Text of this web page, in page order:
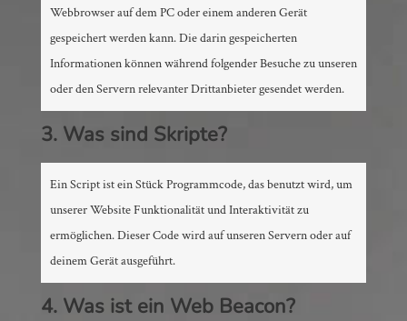
Webbrowser auf dem PC oder einem anderen Gerät
gespeichert werden kann. Die darin gespeicherten
Informationen können während folgender Besuche zu unseren
oder den Servern relevanter Drittanbieter gesendet werden.
3. Was sind Skripte?
Ein Script ist ein Stück Programmcode, das benutzt wird, um
unserer Website Funktionalität und Interaktivität zu
ermöglichen. Dieser Code wird auf unseren Servern oder auf
deinem Gerät ausgeführt.
4. Was ist ein Web Beacon?